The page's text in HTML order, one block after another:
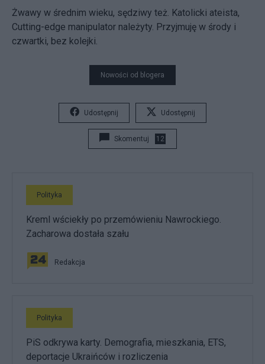
Żwawy w średnim wieku, sędziwy też. Katolicki ateista,
Cutting-edge manipulator należyty. Przyjmuję w środy i
czwartki, bez kolejki.
Nowości od blogera
Udostępnij Udostępnij
Skomentuj 12
Polityka
Kreml wściekły po przemówieniu Nawrockiego.
Zacharowa dostała szału
Redakcja
Polityka
PiS odkrywa karty. Demografia, mieszkania, ETS,
deportacje Ukraińców i rozliczenia